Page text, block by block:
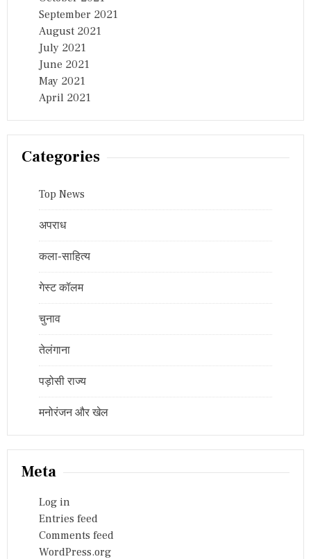
September 2021
August 2021
July 2021
June 2021
May 2021
April 2021
Categories
Top News
अपराध
कला-साहित्य
गेस्ट कॉलम
चुनाव
तेलंगाना
पड़ोसी राज्य
मनोरंजन और खेल
Meta
Log in
Entries feed
Comments feed
WordPress.org